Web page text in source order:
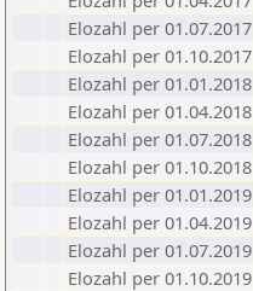
Elozahl per 01.07.2017
Elozahl per 01.10.2017
Elozahl per 01.01.2018
Elozahl per 01.04.2018
Elozahl per 01.07.2018
Elozahl per 01.10.2018
Elozahl per 01.01.2019
Elozahl per 01.04.2019
Elozahl per 01.07.2019
Elozahl per 01.10.2019